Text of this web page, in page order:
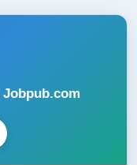
Jobpub.com